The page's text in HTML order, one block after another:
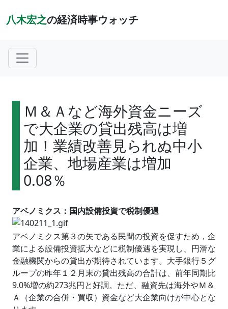
八木宏之の経済時事ウォッチ
Ｍ＆Ａなど海外資金ニーズ
で大企業の貸出残高は増
加！業績改善見られぬ中小
企業、地場産業は増加
0.08％
アベノミクス：国内設備投資で税制優遇
アベノミクス第３の矢である民間の投資を促すため，企
業による設備投資拡大などに税制優遇を実現し、円滑な
金融機関からの貸出が期待されています。大手銀行５グ
ループの昨年１２月末の貸出残高の合計は、前年同期比
9.0%増の約273兆円と好調。ただ、融資先は海外やＭ＆
Ａ（企業の合併・買収）資金など大企業向けが中心とな